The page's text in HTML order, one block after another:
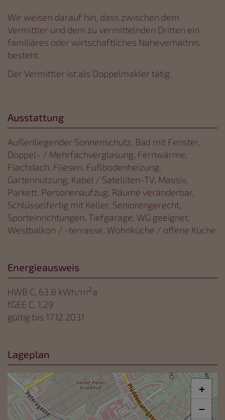
Wir weisen darauf hin, dass zwischen dem
Vermittler und dem zu vermittelnden Dritten ein
familiäres oder wirtschaftliches Naheverhältnis
besteht.
Der Vermittler ist als Doppelmakler tätig.
Ausstattung
Außenliegender Sonnenschutz Bad mit Fenster
Doppel- / Mehrfachverglasung Fernwärme
Flachdach Fliesen Fußbodenheizung
Gartennutzung Kabel / Satelliten-TV Massiv
Parkett Personenaufzug Räume veränderbar
Schlüsselfertig mit Keller Seniorengerecht
Sporteinrichtungen Tiefgarage WG geeignet
Westbalkon / -terrasse Wohnküche / offene Küche
Energieausweis
HWB C, 63.8 kWh/m2a
fGEE C, 1,29
gültig bis 17.12.2031
Lageplan
+
−